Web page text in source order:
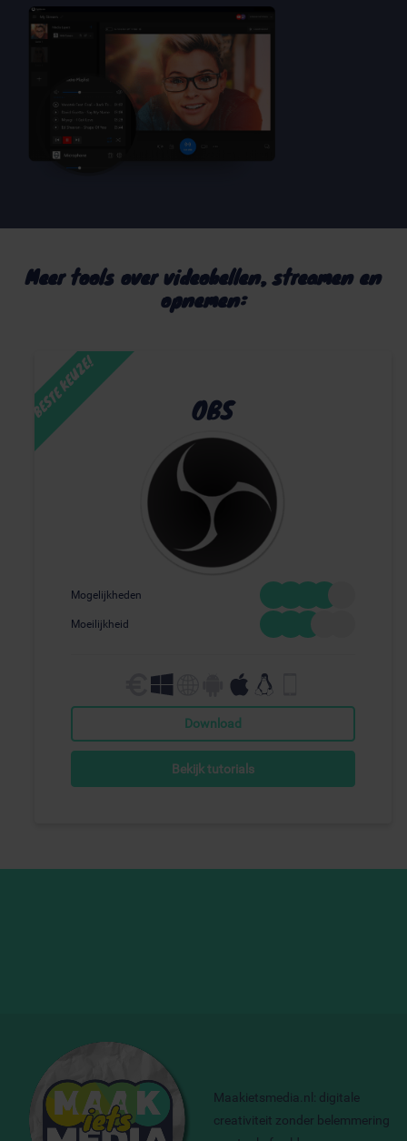
Meer tools over videobellen, streamen en
opnemen:
OBS
Mogelijkheden
Moeilijkheid
Download
Bekijk tutorials
Maakietsmedia.nl: digitale
creativiteit zonder belemmering